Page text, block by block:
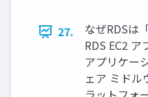
27.
なぜRDSは
RDS EC2
アプリケー
ェア ミドル